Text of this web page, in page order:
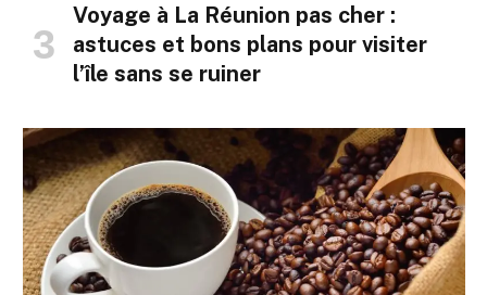
Voyage à La Réunion pas cher :
astuces et bons plans pour visiter
l’île sans se ruiner